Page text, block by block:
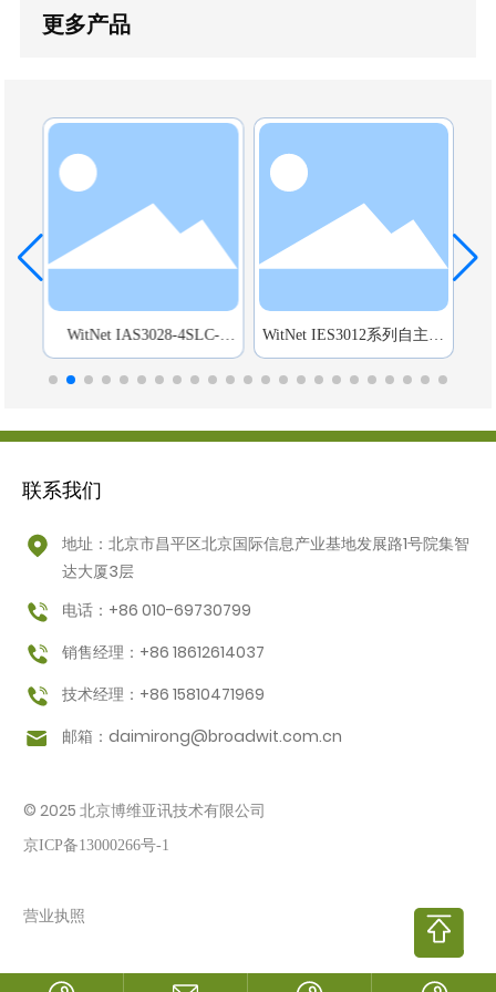
更多产品
WitNet IAS3028-4SLC-
24GT-HVD
WitNet IES3012系列自主可
控交换机（机箱为导轨或壁
挂式结构）
联系我们
地址：北京市昌平区北京国际信息产业基地发展路1号院集智
达大厦3层
电话：+86 010-69730799
销售经理：+86 18612614037
技术经理：+86 15810471969
邮箱： daimirong@broadwit.com.cn
© 2025 北京博维亚讯技术有限公司
京ICP备13000266号-1
营业执照